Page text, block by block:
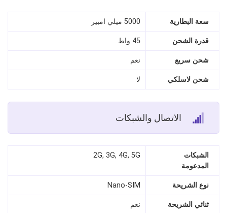
سعة البطارية 5000 ميلي امبير
قدرة الشحن 45 واط
شحن سريع نعم
شحن لاسلكي لا
الاتصال والشبكات
الشبكات
المدعومة
2G, 3G, 4G, 5G
نوع الشريحة Nano‑SIM
ثنائي الشريحة نعم